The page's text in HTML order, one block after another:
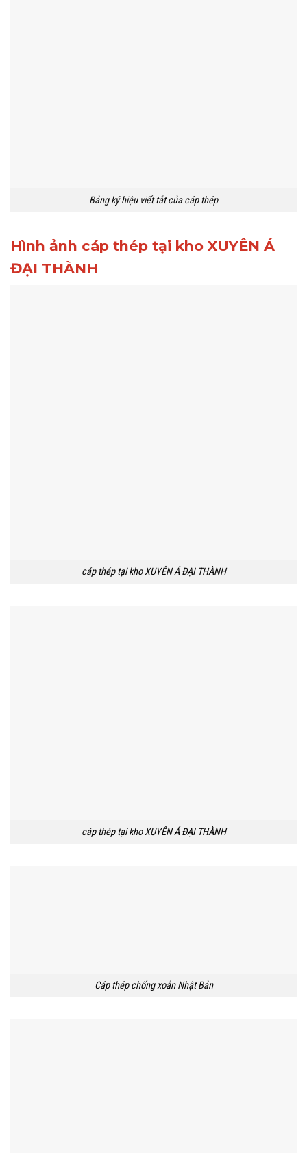
Bảng ký hiệu viết tắt của cáp thép
Hình ảnh cáp thép tại kho XUYÊN Á
ĐẠI THÀNH
cáp thép tại kho XUYÊN Á ĐẠI THÀNH
cáp thép tại kho XUYÊN Á ĐẠI THÀNH
Cáp thép chống xoắn Nhật Bản